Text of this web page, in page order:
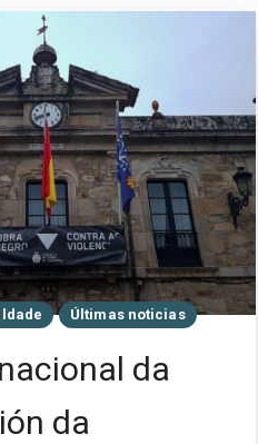
Últimas noticias
da
da